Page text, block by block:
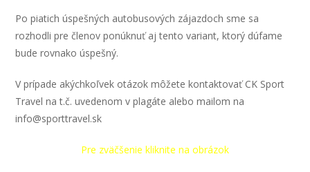
Po piatich úspešných autobusových zájazdoch sme sa
rozhodli pre členov ponúknuť aj tento variant, ktorý dúfame
bude rovnako úspešný.
V prípade akýchkoľvek otázok môžete kontaktovať CK Sport
Travel na t.č. uvedenom v plagáte alebo mailom na
info@sporttravel.sk
Pre zväčšenie kliknite na obrázok